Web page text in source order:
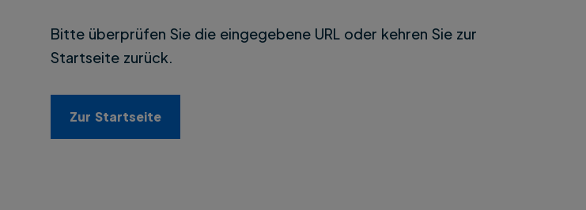
Bitte überprüfen Sie die eingegebene URL oder kehren Sie zur
Startseite zurück.
Zur Startseite